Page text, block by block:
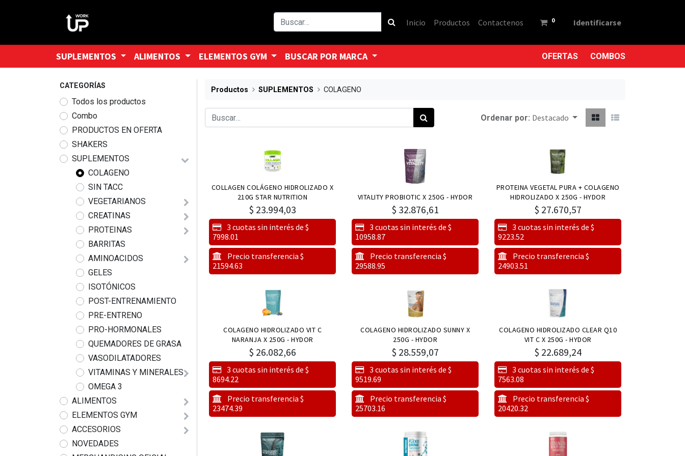
Inicio Productos Contactenos 0 Identificarse
SUPLEMENTOS ALIMENTOS ELEMENTOS GYM BUSCAR POR MARCA OFERTAS COMBOS
CATEGORÍAS
Todos los productos
Combo
PRODUCTOS EN OFERTA
SHAKERS
SUPLEMENTOS
COLAGENO
SIN TACC
VEGETARIANOS
CREATINAS
PROTEINAS
BARRITAS
AMINOACIDOS
GELES
ISOTÓNICOS
POST-ENTRENAMIENTO
PRE-ENTRENO
PRO-HORMONALES
QUEMADORES DE GRASA
VASODILATADORES
VITAMINAS Y MINERALES
OMEGA 3
ALIMENTOS
ELEMENTOS GYM
ACCESORIOS
NOVEDADES
Productos SUPLEMENTOS COLAGENO
Ordenar por: Destacado
COLLAGEN COLÁGENO HIDROLIZADO X
210G STAR NUTRITION
$ 23.994,03
3 cuotas sin interés de $
7998.01
Precio transferencia $
21594.63
VITALITY PROBIOTIC X 250G - HYDOR
$ 32.876,61
3 cuotas sin interés de $
10958.87
Precio transferencia $
29588.95
PROTEINA VEGETAL PURA + COLAGENO
HIDROLIZADO X 250G - HYDOR
$ 27.670,57
3 cuotas sin interés de $
9223.52
Precio transferencia $
24903.51
COLAGENO HIDROLIZADO VIT C
NARANJA X 250G - HYDOR
$ 26.082,66
3 cuotas sin interés de $
8694.22
Precio transferencia $
23474.39
COLAGENO HIDROLIZADO SUNNY X
250G - HYDOR
$ 28.559,07
3 cuotas sin interés de $
9519.69
Precio transferencia $
25703.16
COLAGENO HIDROLIZADO CLEAR Q10
VIT C X 250G - HYDOR
$ 22.689,24
3 cuotas sin interés de $
7563.08
Precio transferencia $
20420.32